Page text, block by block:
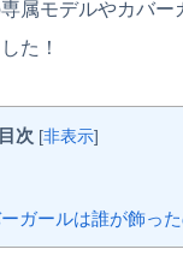
属モデルやカバー
た！
目次 [非表示]
ガールは誰が飾った